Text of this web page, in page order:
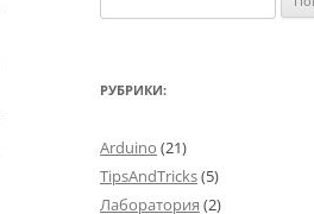
РУБРИКИ:
Arduino (21)
TipsAndTricks(5)
Лаборатория (2)